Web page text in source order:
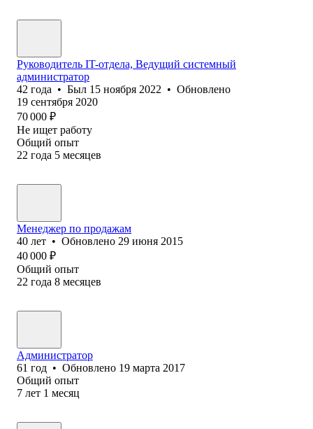
Руководитель IT-отдела, Ведущий системный
администратор
42 года • Был 15 ноября 2022 • Обновлено
19 сентября 2020
70 000 ₽
Не ищет работу
Общий опыт
22 года 5 месяцев
Менеджер по продажам
40 лет • Обновлено 29 июня 2015
40 000 ₽
Общий опыт
22 года 8 месяцев
Администратор
61 год • Обновлено 19 марта 2017
Общий опыт
7 лет 1 месяц